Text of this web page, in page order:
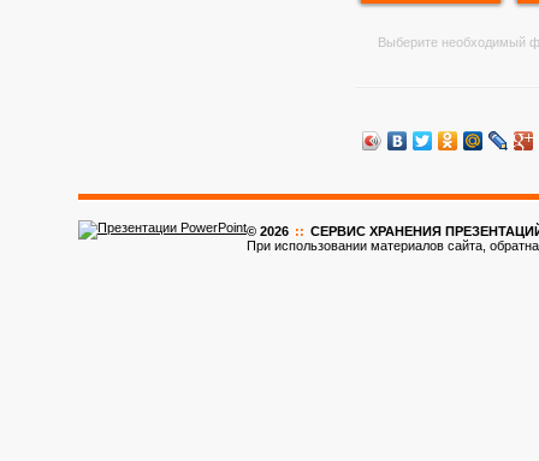
Выберите необходимый
© 2026 :: CЕРВИС ХРАНЕНИЯ ПРЕЗЕНТАЦИЙ
При использовании материалов сайта,